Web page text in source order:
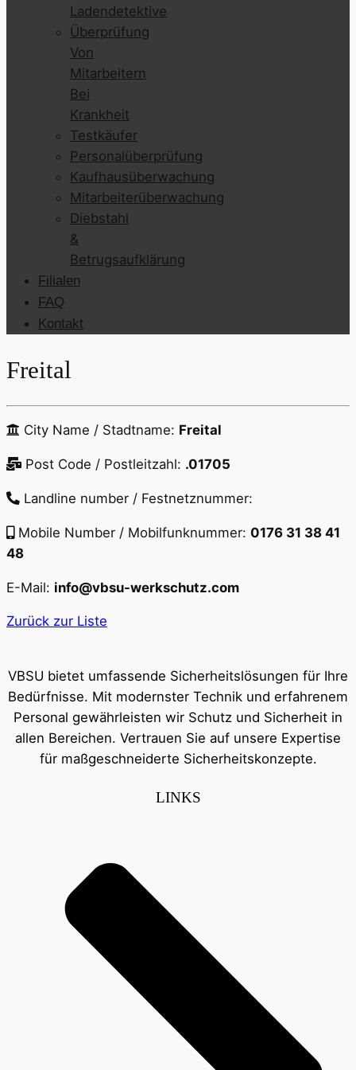
Ladendetektive
Überprüfung
Von
Mitarbeitern
Bei
Krankheit
Testkäufer
Personalüberprüfung
Kaufhausüberwachung
Mitarbeiterüberwachung
Diebstahl
&
Betrugsaufklärung
Filialen
FAQ
Kontakt
Freital
City Name / Stadtname: Freital
Post Code / Postleitzahl: .01705
Landline number / Festnetznummer:
Mobile Number / Mobilfunknummer: 0176 31 38 41
48
E-Mail: info@vbsu-werkschutz.com
Zurück zur Liste
VBSU bietet umfassende Sicherheitslösungen für Ihre
Bedürfnisse. Mit modernster Technik und erfahrenem
Personal gewährleisten wir Schutz und Sicherheit in
allen Bereichen. Vertrauen Sie auf unsere Expertise
für maßgeschneiderte Sicherheitskonzepte.
LINKS